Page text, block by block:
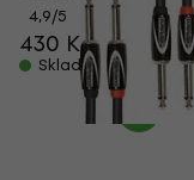
4,9/5
430 Kč470 Kč
Skladem